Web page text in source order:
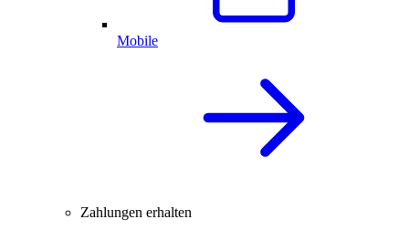
Mobile
Zahlungen erhalten